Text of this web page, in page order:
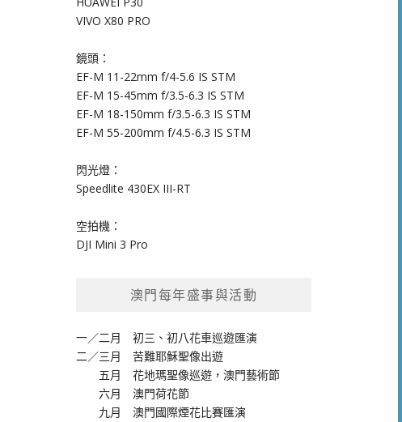
VIVO X80 PRO
鏡頭：
EF-M 11-22mm f/4-5.6 IS STM
EF-M 15-45mm f/3.5-6.3 IS STM
EF-M 18-150mm f/3.5-6.3 IS STM
EF-M 55-200mm f/4.5-6.3 IS STM
閃光燈：
Speedlite 430EX III-RT
空拍機：
DJI Mini 3 Pro
澳門每年盛事與活動
一／二月初三、初八花車巡遊匯演
二／三月苦難耶穌聖像出遊
五月花地瑪聖像巡遊 ，澳門藝術節
六月澳門荷花節
九月澳門國際煙花比賽匯演